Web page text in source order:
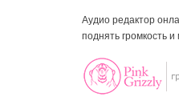
Аудио редактор
поднять громкость и